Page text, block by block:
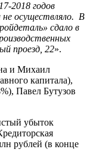
2018 годов
не осуществляло. В
сдало в
проезд, 22».
и Михаил
капитала),
Павел Бутузов
убыток
рублей (в конце